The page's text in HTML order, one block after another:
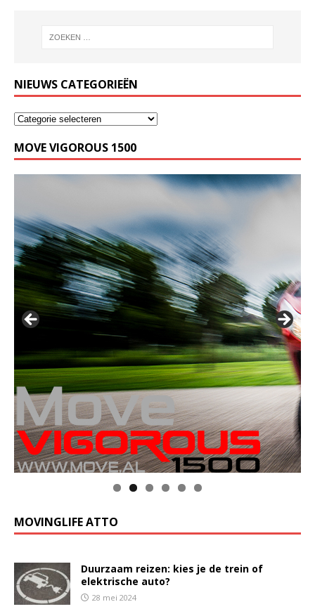
NIEUWS CATEGORIEËN
MOVE VIGOROUS 1500
MOVINGLIFE ATTO
Duurzaam reizen: kies je de trein of
elektrische auto?
28 mei 2024